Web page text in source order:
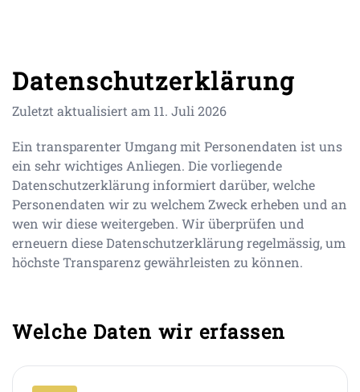
Datenschutzerklärung
Zuletzt aktualisiert am 11. Juli 2026
Ein transparenter Umgang mit Personendaten ist uns
ein sehr wichtiges Anliegen. Die vorliegende
Datenschutzerklärung informiert darüber, welche
Personendaten wir zu welchem Zweck erheben und an
wen wir diese weitergeben. Wir überprüfen und
erneuern diese Datenschutzerklärung regelmässig, um
höchste Transparenz gewährleisten zu können.
Welche Daten wir erfassen